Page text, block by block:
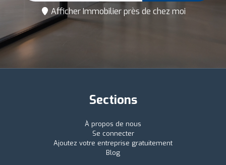
Afficher Immobilier près de chez moi
Sections
À propos de nous
Se connecter
Ajoutez votre entreprise gratuitement
Blog